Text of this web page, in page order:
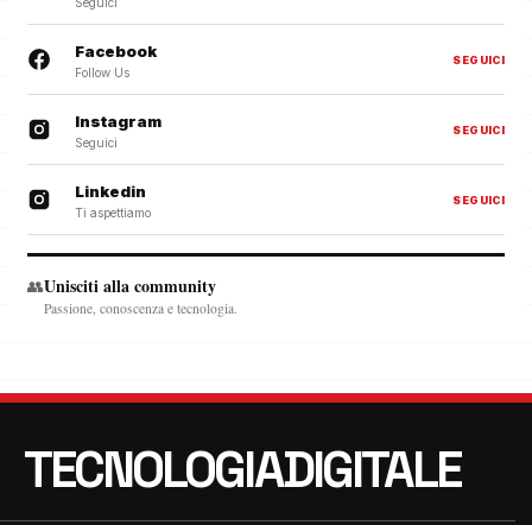
Facebook
Follow Us
SEGUICI
Instagram
Seguici
SEGUICI
Linkedin
Ti aspettiamo
SEGUICI
👥Unisciti alla community
Passione, conoscenza e tecnologia.